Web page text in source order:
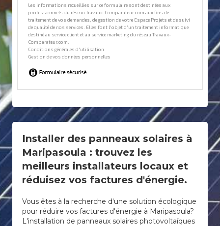
Installer des panneaux solaires à
Maripasoula : trouvez les
meilleurs installateurs locaux et
réduisez vos factures d'énergie.
Vous êtes à la recherche d'une solution écologique
pour réduire vos factures d'énergie à Maripasoula?
L'installation de panneaux solaires photovoltaïques